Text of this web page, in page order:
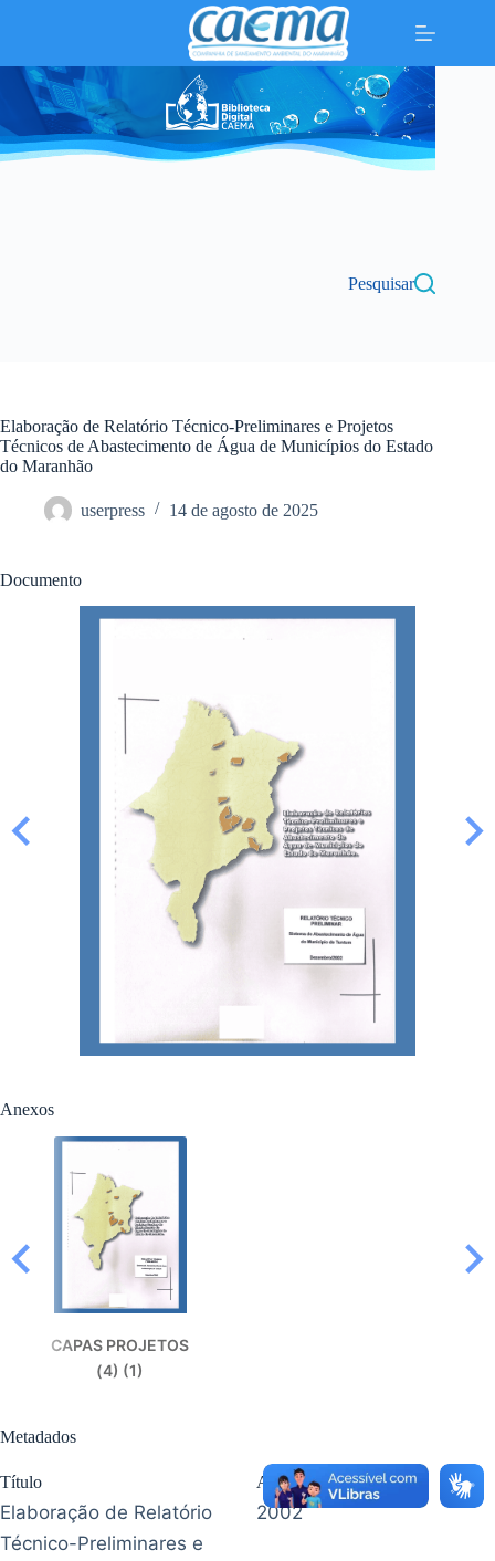
conteúdo
Pesquisar
Elaboração de Relatório Técnico-Preliminares e Projetos
Técnicos de Abastecimento de Água de Municípios do Estado
do Maranhão
userpress 14 de agosto de 2025
Documento
Anexos
CAPAS PROJETOS
(4) (1)
Metadados
Título
Elaboração de Relatório
Técnico-Preliminares e
Ano
2002